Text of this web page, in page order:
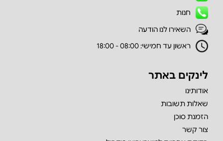
חנות
השאירו לנו הודעה
ראשון עד חמישי: 08:00 - 18:00
לינקים באתר
אודותינו
שאלות תשובות
הזמנת סוכן
צור קשר